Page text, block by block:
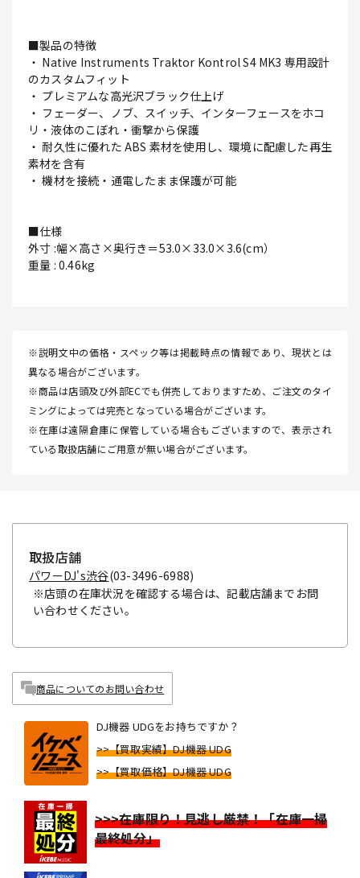
■製品の特徴
・ Native Instruments Traktor Kontrol S4 MK3 専用設計
のカスタムフィット
・ プレミアムな高光沢ブラック仕上げ
・ フェーダー、ノブ、スイッチ、インターフェースをホコ
リ・液体のこぼれ・衝撃から保護
・ 耐久性に優れた ABS 素材を使用し、環境に配慮した再生
素材を含有
・ 機材を接続・通電したまま保護が可能
■仕様
外寸 :幅×高さ×奥行き＝53.0×33.0×3.6(cm）
重量 : 0.46kg
※説明文中の価格・スペック等は掲載時点の情報であり、現状とは
異なる場合がございます。
※商品は店頭及び外部ECでも併売しておりますため、ご注文のタイ
ミングによっては完売となっている場合がございます。
※在庫は遠隔倉庫に保管している場合もございますので、表示され
ている取扱店舗にご用意が無い場合がございます。
取扱店舗
パワーDJ's渋谷(03-3496-6988)
※店頭の在庫状況を確認する場合は、記載店舗までお問
い合わせください。
商品についてのお問い合わせ
DJ機器 UDGをお持ちですか？
>>【買取実績】DJ機器 UDG
>>【買取価格】DJ機器 UDG
>>>在庫限り！見逃し厳禁！「在庫一掃
最終処分」